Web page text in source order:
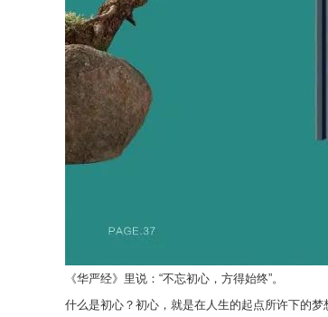
《华严经》里说：“不忘初心，方得始终”。
什么是初心？初心，就是在人生的起点所许下的梦